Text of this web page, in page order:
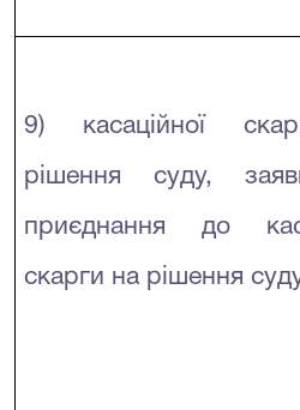
9) касаційної
рішення суду,
приєднання до
скарги на рішення